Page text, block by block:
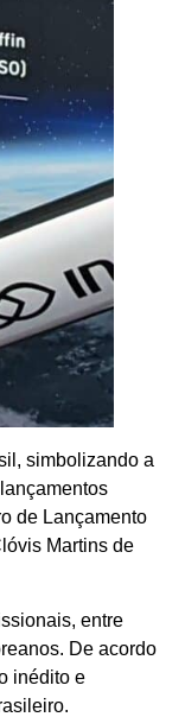
simbolizando a
de Lançamento
Martins de
entre
De acordo
inédito e